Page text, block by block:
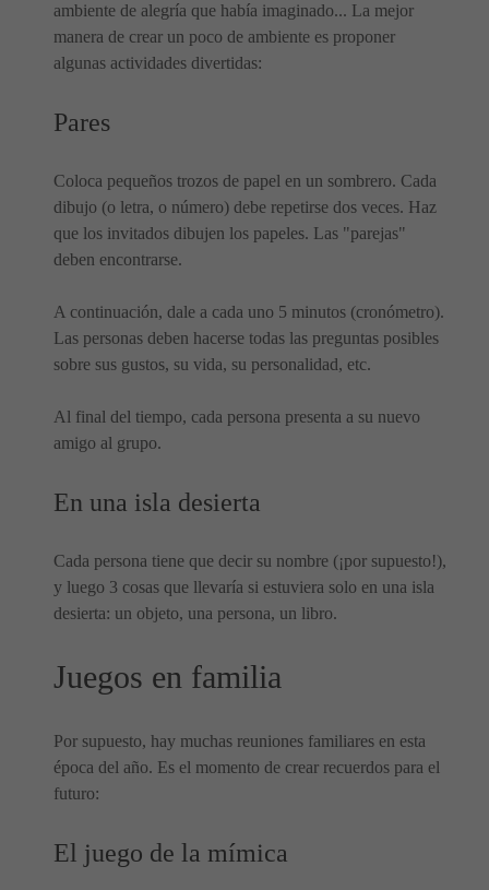
ambiente de alegría que había imaginado... La mejor
manera de crear un poco de ambiente es proponer
algunas actividades divertidas:
Pares
Coloca pequeños trozos de papel en un sombrero. Cada
dibujo (o letra, o número) debe repetirse dos veces. Haz
que los invitados dibujen los papeles. Las "parejas"
deben encontrarse.
A continuación, dale a cada uno 5 minutos (cronómetro).
Las personas deben hacerse todas las preguntas posibles
sobre sus gustos, su vida, su personalidad, etc.
Al final del tiempo, cada persona presenta a su nuevo
amigo al grupo.
En una isla desierta
Cada persona tiene que decir su nombre (¡por supuesto!),
y luego 3 cosas que llevaría si estuviera solo en una isla
desierta: un objeto, una persona, un libro.
Juegos en familia
Por supuesto, hay muchas reuniones familiares en esta
época del año. Es el momento de crear recuerdos para el
futuro:
El juego de la mímica